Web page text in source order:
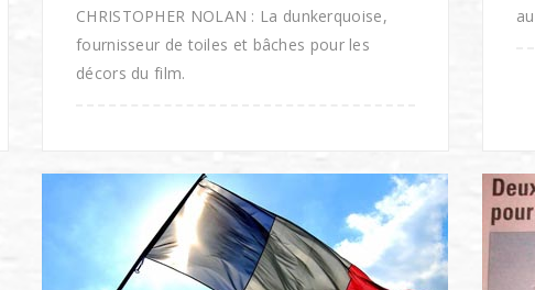
CHRISTOPHER NOLAN : La dunkerquoise,
fournisseur de toiles et bâches pour les
décors du film.